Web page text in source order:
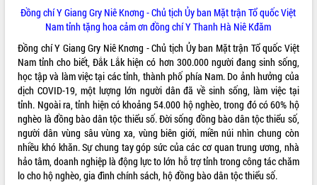
Kết nối tour, đẩy mạnh chuyển đổi số
để phát triển du lịch Đắk Lắk
Khởi động Dự án Đầu tư xây dựng hạ
tầng kỹ thuật Cụm công nghiệp Tân
Tiến
Gặp mặt các cơ quan báo chí nhân Kỷ
niệm 101 năm Ngày Báo chí Cách
mạng Việt Nam
Đắk Lắk sơ kết 4 năm triển khai thực
hiện Đề án 06 của Chính phủ
Họp báo thông tin về Hội nghị Công bố
Quy hoạch và Xúc tiến đầu tư tỉnh Đắk
Đồng chí Y Giang Gry Niê Knơng - Chủ tịch Ủy ban Mặt trận Tổ quốc Việt
Nam tỉnh tặng hoa cảm ơn đồng chí Y Thanh Hà Niê Kđăm
Đồng chí Y Giang Gry Niê Knơng - Chủ tịch Ủy ban Mặt trận Tổ quốc Việt
Nam tỉnh cho biết, Đắk Lắk hiện có hơn 300.000 người đang sinh sống,
học tập và làm việc tại các tỉnh, thành phố phía Nam. Do ảnh hưởng của
dịch COVID-19, một lượng lớn người dân đã về sinh sống, làm việc tại
tỉnh. Ngoài ra, tỉnh hiện có khoảng 54.000 hộ nghèo, trong đó có 60% hộ
nghèo là đồng bào dân tộc thiểu số. Đời sống đồng bào dân tộc thiểu số,
người dân vùng sâu vùng xa, vùng biên giới, miền núi nhìn chung còn
nhiều khó khăn. Sự chung tay góp sức của các cơ quan trung ương, nhà
hảo tâm, doanh nghiệp là động lực to lớn hỗ trợ tỉnh trong công tác chăm
lo cho hộ nghèo, gia đình chính sách, hộ đồng bào dân tộc thiểu số.